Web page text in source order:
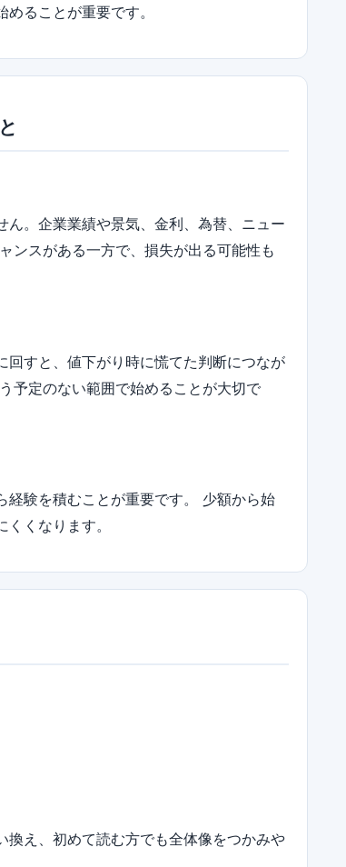
ることが重要です。
。企業業績や景気、金利、為替、ニュー
ンスがある一方で、損失が出る可能性も
すと、値下がり時に慌てた判断につなが
予定のない範囲で始めることが大切で
験を積むことが重要です。 少額から始
くなります。
え、初めて読む方でも全体像をつかみや